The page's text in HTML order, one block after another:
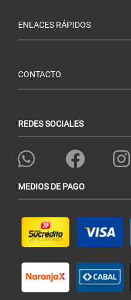
ENLACES RÁPIDOS
CONTACTO
REDES SOCIALES
MEDIOS DE PAGO